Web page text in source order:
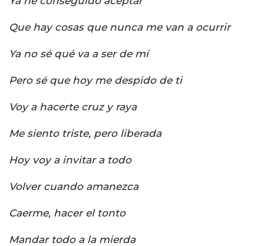
Que hay cosas que nunca me van a ocurrir
Ya no sé qué va a ser de mí
Pero sé que hoy me despido de ti
Voy a hacerte cruz y raya
Me siento triste, pero liberada
Hoy voy a invitar a todo
Volver cuando amanezca
Caerme, hacer el tonto
Mandar todo a la mierda